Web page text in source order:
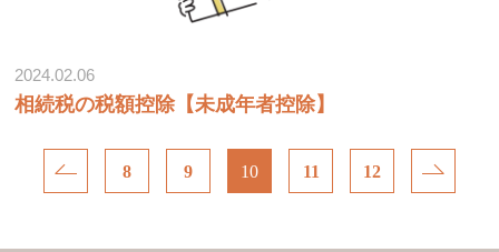
2024.02.06
相続税の税額控除【未成年者控除】
8 9 10 11 12